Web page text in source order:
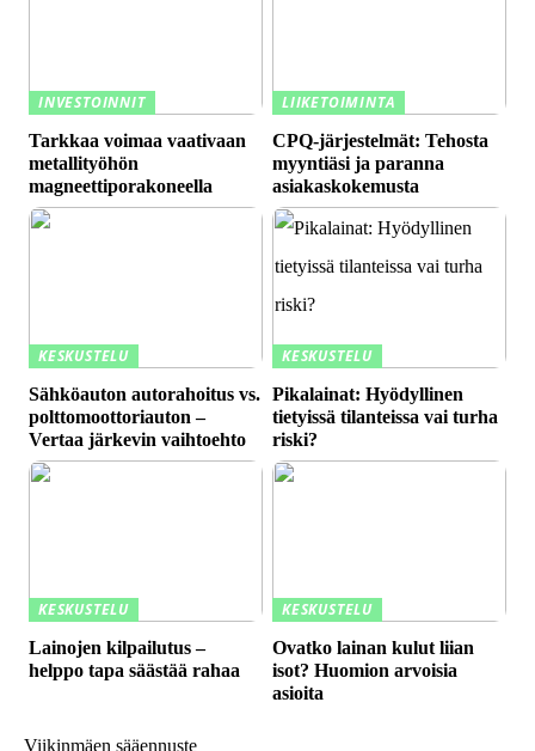
INVESTOINNIT
Tarkkaa voimaa vaativaan
metallityöhön
magneettiporakoneella
LIIKETOIMINTA
CPQ-järjestelmät: Tehosta
myyntiäsi ja paranna
asiakaskokemusta
KESKUSTELU
Sähköauton autorahoitus vs.
polttomoottoriauton –
Vertaa järkevin vaihtoehto
KESKUSTELU
Pikalainat: Hyödyllinen
tietyissä tilanteissa vai turha
riski?
KESKUSTELU
Lainojen kilpailutus –
helppo tapa säästää rahaa
KESKUSTELU
Ovatko lainan kulut liian
isot? Huomion arvoisia
asioita
Viikinmäen sääennuste